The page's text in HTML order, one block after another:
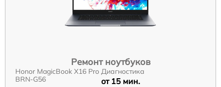
Ремонт ноутбуков
Honor MagicBook X16 Pro
BRN-G56
Диагностика
от 15 мин.